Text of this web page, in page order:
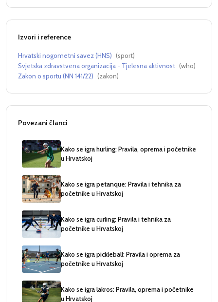
Izvori i reference
Hrvatski nogometni savez (HNS) (sport)
Svjetska zdravstvena organizacija - Tjelesna aktivnost (who)
Zakon o sportu (NN 141/22) (zakon)
Povezani članci
Kako se igra hurling: Pravila, oprema i početnike
u Hrvatskoj
Kako se igra petanque: Pravila i tehnika za
početnike u Hrvatskoj
Kako se igra curling: Pravila i tehnika za
početnike u Hrvatskoj
Kako se igra pickleball: Pravila i oprema za
početnike u Hrvatskoj
Kako se igra lakros: Pravila, oprema i početnike
u Hrvatskoj